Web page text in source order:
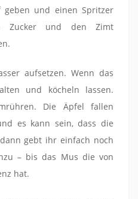
geben und einen Spritzer
Zucker und den Zimt
aufsetzen. Wenn das
und köcheln lassen.
Die Äpfel fallen
es kann sein, dass die
gebt ihr einfach noch
– bis das Mus die von
hat.